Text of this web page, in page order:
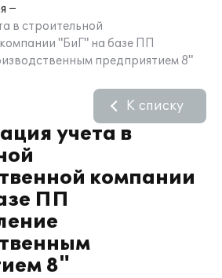
в строительной
"БиГ" на базе ПП
предприятием 8"
учета в
компании
ПП
8"
К списку